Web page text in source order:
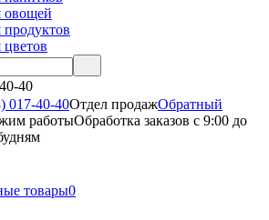
овощей
продуктов
цветов
40
017-40-40Отдел продажОбратный
работыОбработка заказов с 9:00 до
товары0